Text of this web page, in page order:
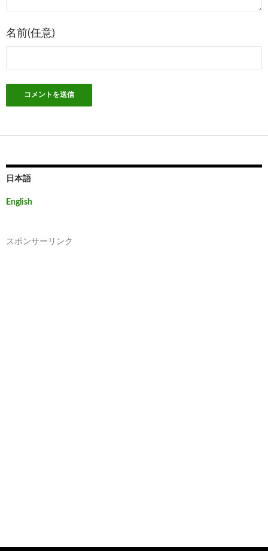
名前(任意)
日本語
English
スポンサーリンク